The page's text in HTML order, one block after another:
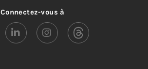
Connectez-vous à